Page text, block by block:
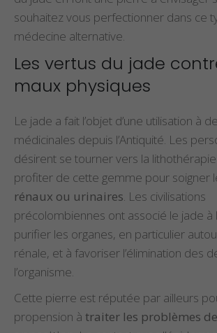
souhaitez vous perfectionner dans ce
médecine alternative.
Les vertus du jade
maux physiques
Le jade a fait l’objet d’une utilisation à
médicinales depuis l’Antiquité. Les
désirent se tourner vers la
profiter de cette gemme pour soigner
rénaux ou urinaires. Les civilisations
précolombiennes ont associé le jade à
purifier les organes, en particulier
rénale, et à favoriser l’élimination des
l’organisme.
Cette pierre est réputée par ailleurs
propension à traiter les problèmes